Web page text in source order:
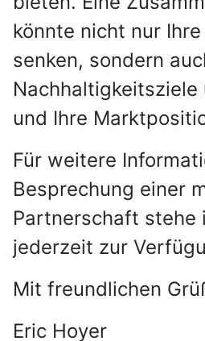
könnte nicht nur
senken, sondern
und Ihre
Für weitere
Besprechung einer
Partnerschaft stehe
jederzeit zur
Mit freundlichen
Eric Hoyer